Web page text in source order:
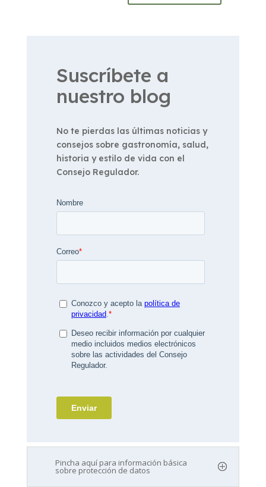
Suscríbete a
nuestro blog
No te pierdas las últimas noticias y
consejos sobre gastronomía, salud,
historia y estilo de vida con el
Consejo Regulador.
Pincha aquí para información básica
sobre protección de datos